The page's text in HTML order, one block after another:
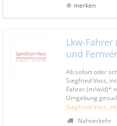
merken
Lkw-
und
Ab sofort oder
Siegfried Voss,
Fahrer (m/w/d)*
Umgebung
Siegfried Voss,
Nahverkehr